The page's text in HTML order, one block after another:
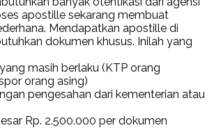
apostille sekarang membuat
Mendapatkan apostille di
dokumen khusus. Inilah yang
masih berlaku (KTP orang
orang asing)
pengesahan dari kementerian atau
Rp. 2.500.000 per dokumen